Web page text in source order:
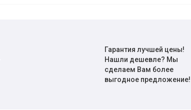
Гарантия лучшей цены!
Нашли дешевле? Мы
сделаем Вам более
выгодное предложение!